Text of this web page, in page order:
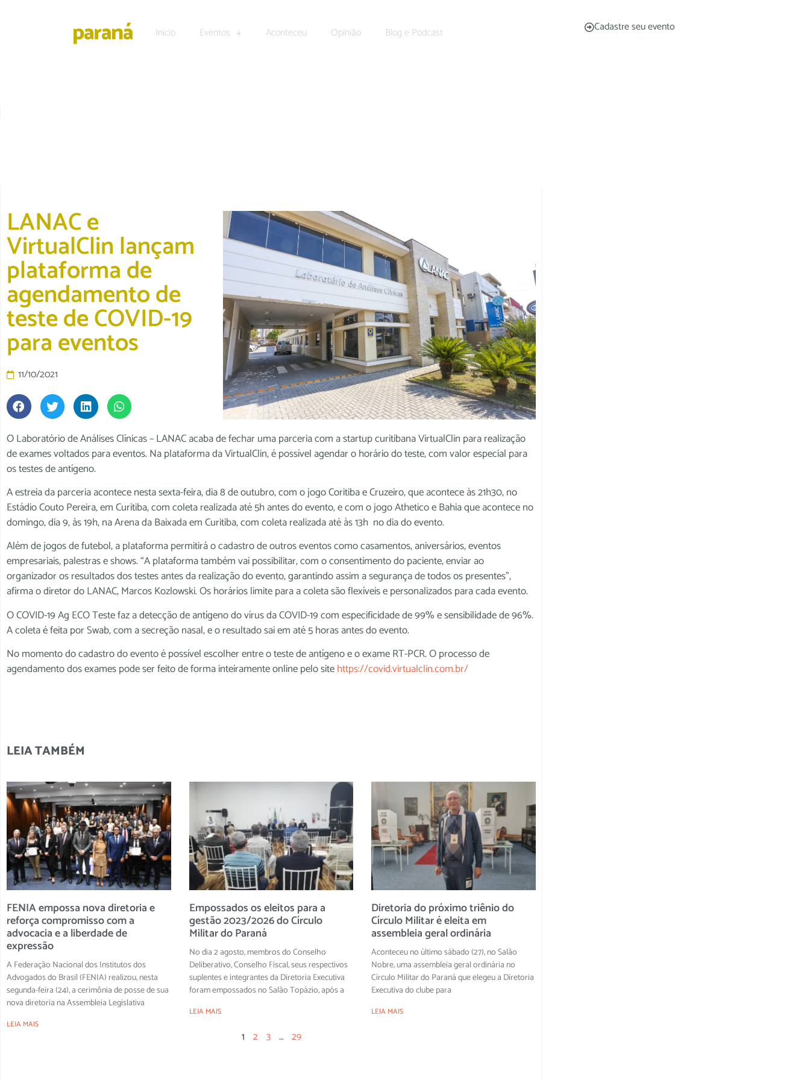
Início Eventos Aconteceu Opinião Blog e Podcast Cadastre seu evento
LANAC e
VirtualClin lançam
plataforma de
agendamento de
teste de COVID-19
para eventos
11/10/2021
O Laboratório de Análises Clínicas – LANAC acaba de fechar uma parceria com a startup curitibana VirtualClin para realização
de exames voltados para eventos. Na plataforma da VirtualClin, é possível agendar o horário do teste, com valor especial para
os testes de antígeno.
A estreia da parceria acontece nesta sexta-feira, dia 8 de outubro, com o jogo Coritiba e Cruzeiro, que acontece às 21h30, no
Estádio Couto Pereira, em Curitiba, com coleta realizada até 5h antes do evento, e com o jogo Athetico e Bahia que acontece no
domingo, dia 9, às 19h, na Arena da Baixada em Curitiba, com coleta realizada até às 13h no dia do evento.
Além de jogos de futebol, a plataforma permitirá o cadastro de outros eventos como casamentos, aniversários, eventos
empresariais, palestras e shows. “A plataforma também vai possibilitar, com o consentimento do paciente, enviar ao
organizador os resultados dos testes antes da realização do evento, garantindo assim a segurança de todos os presentes”,
afirma o diretor do LANAC, Marcos Kozlowski. Os horários limite para a coleta são flexíveis e personalizados para cada evento.
O COVID-19 Ag ECO Teste faz a detecção de antígeno do vírus da COVID-19 com especificidade de 99% e sensibilidade de 96%.
A coleta é feita por Swab, com a secreção nasal, e o resultado sai em até 5 horas antes do evento.
No momento do cadastro do evento é possível escolher entre o teste de antígeno e o exame RT-PCR. O processo de
agendamento dos exames pode ser feito de forma inteiramente online pelo sitehttps://covid.virtualclin.com.br/
LEIA TAMBÉM
FENIA empossa nova diretoria e
reforça compromisso com a
advocacia e a liberdade de
expressão
A Federação Nacional dos Institutos dos
Advogados do Brasil (FENIA) realizou, nesta
segunda-feira (24), a cerimônia de posse de sua
nova diretoria na Assembleia Legislativa
LEIA MAIS
Empossados os eleitos para a
gestão 2023/2026 do Círculo
Militar do Paraná
No dia 2 agosto, membros do Conselho
Deliberativo, Conselho Fiscal, seus respectivos
suplentes e integrantes da Diretoria Executiva
foram empossados no Salão Topázio, após a
LEIA MAIS
Diretoria do próximo triênio do
Círculo Militar é eleita em
assembleia geral ordinária
Aconteceu no último sábado (27), no Salão
Nobre, uma assembleia geral ordinária no
Círculo Militar do Paraná que elegeu a Diretoria
Executiva do clube para
LEIA MAIS
1 2 3 … 29